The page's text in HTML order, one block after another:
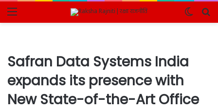
Menu
Switch
skin
Safran Data Systems India
expands its presence with
New State-of-the-Art Office